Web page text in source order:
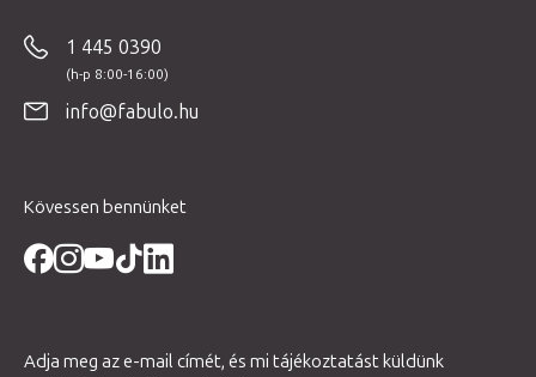
1 445 0390
info@fabulo.hu
Kövessen bennünket
Adja meg az e-mail címét, és mi tájékoztatást küldünk